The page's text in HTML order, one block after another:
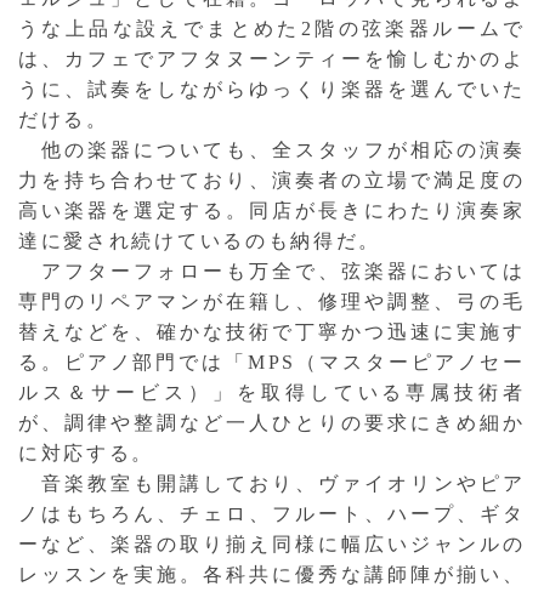
うな上品な設えでまとめた2階の弦楽器ルームで
は、カフェでアフタヌーンティーを愉しむかのよ
うに、試奏をしながらゆっくり楽器を選んでいた
だける。
他の楽器についても、全スタッフが相応の演奏
力を持ち合わせており、演奏者の立場で満足度の
高い楽器を選定する。同店が長きにわたり演奏家
達に愛され続けているのも納得だ。
アフターフォローも万全で、弦楽器においては
専門のリペアマンが在籍し、修理や調整、弓の毛
替えなどを、確かな技術で丁寧かつ迅速に実施す
る。ピアノ部門では「MPS（マスターピアノセー
ルス＆サービス）」を取得している専属技術者
が、調律や整調など一人ひとりの要求にきめ細か
に対応する。
音楽教室も開講しており、ヴァイオリンやピア
ノはもちろん、チェロ、フルート、ハープ、ギタ
ーなど、楽器の取り揃え同様に幅広いジャンルの
レッスンを実施。各科共に優秀な講師陣が揃い、